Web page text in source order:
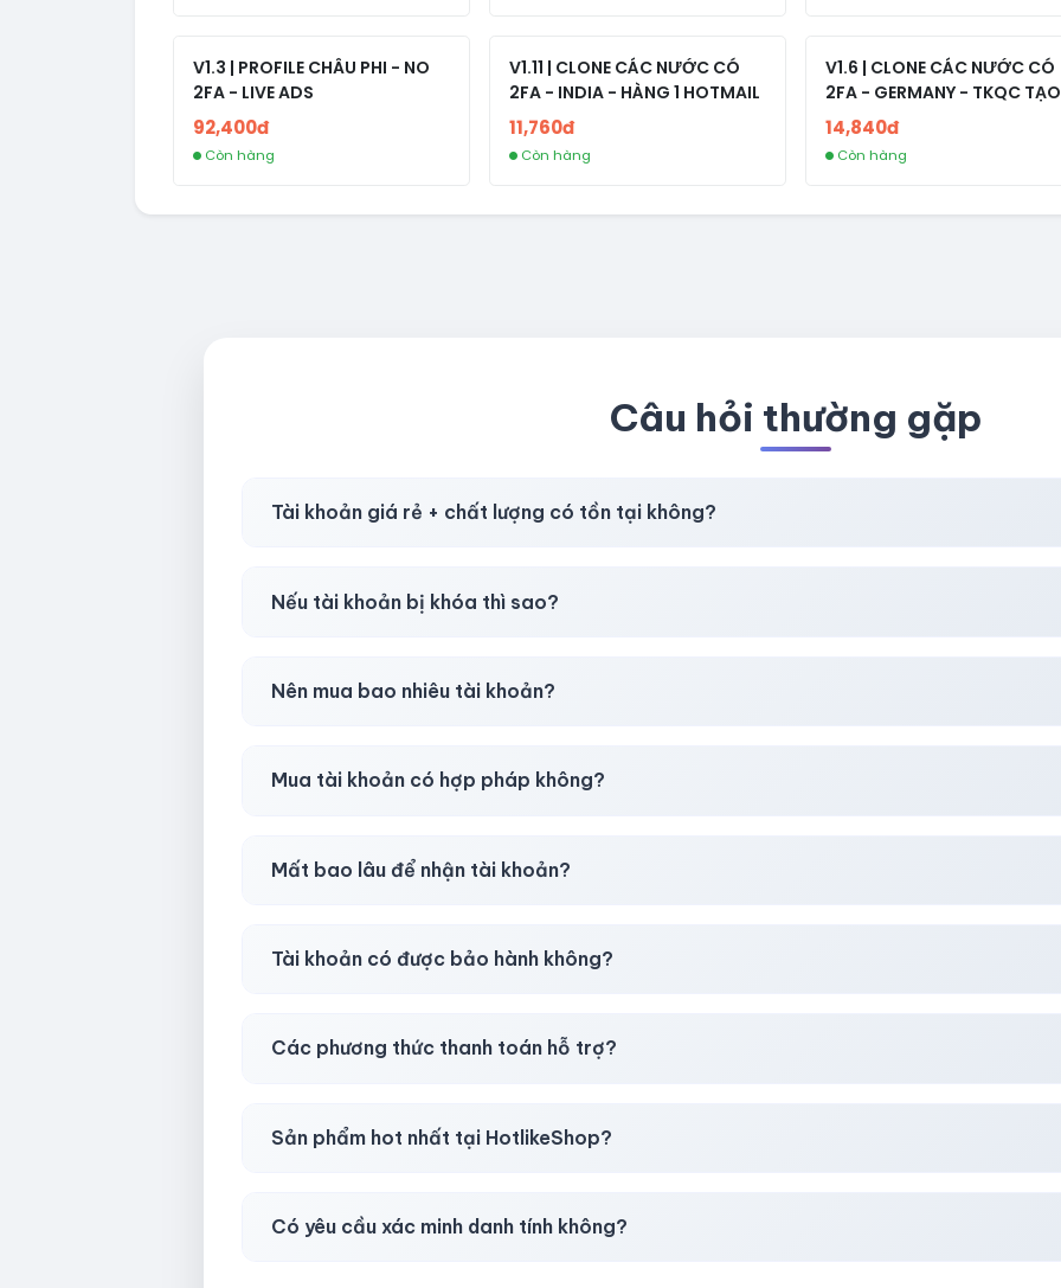
V1.3 | PROFILE CHÂU PHI - NO
2FA - LIVE ADS
92,400đ
Còn hàng
V1.11 | CLONE CÁC NƯỚC CÓ
2FA - INDIA - HÀNG 1 HOTMAIL
11,760đ
Còn hàng
V1.6 | CLONE CÁC NƯỚC CÓ
2FA - GERMANY - TKQC TẠO
TRÊN 3 NGÀY - LIVE ADS -
fviainboxes.com - CLONE
NEW KHÔNG BẢO HÀNH
14,840đ
Còn hàng
Câu hỏi thường gặp
Tài khoản giá rẻ + chất lượng có tồn tại không?
Nếu tài khoản bị khóa thì sao?
Nên mua bao nhiêu tài khoản?
Mua tài khoản có hợp pháp không?
Mất bao lâu để nhận tài khoản?
Tài khoản có được bảo hành không?
Các phương thức thanh toán hỗ trợ?
Sản phẩm hot nhất tại HotlikeShop?
Có yêu cầu xác minh danh tính không?